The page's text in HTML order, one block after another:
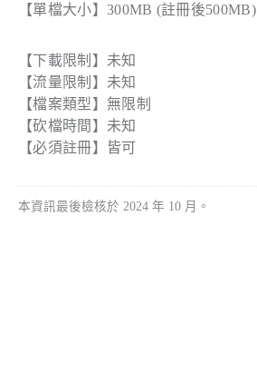
【單檔大小】300MB (註冊後500MB)
【下載限制】未知
【流量限制】未知
【檔案類型】無限制
【砍檔時間】未知
【必須註冊】皆可
本資訊最後檢核於 2024 年 10 月。